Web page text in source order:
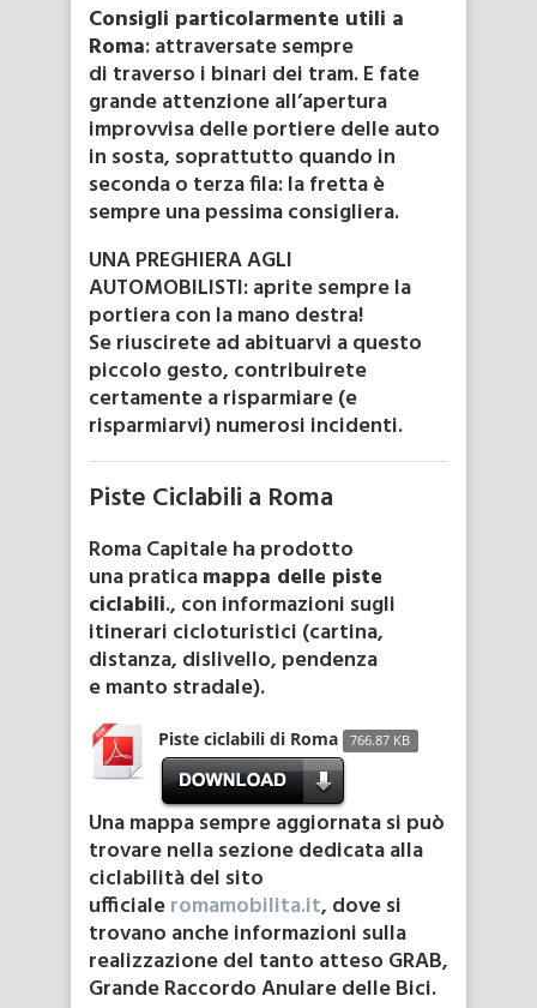
Consigli particolarmente utili a
Roma: attraversate sempre
di traverso i binari dei tram. E fate
grande attenzione all’apertura
improvvisa delle portiere delle auto
in sosta, soprattutto quando in
seconda o terza fila: la fretta è
sempre una pessima consigliera.
UNA PREGHIERA AGLI
AUTOMOBILISTI: aprite sempre la
portiera con la mano destra!
Se riuscirete ad abituarvi a questo
piccolo gesto, contribuirete
certamente a risparmiare (e
risparmiarvi) numerosi incidenti.
Piste Ciclabili a Roma
Roma Capitale ha prodotto
una praticamappa delle piste
ciclabili., con informazioni sugli
itinerari cicloturistici (cartina,
distanza, dislivello, pendenza
e manto stradale).
Piste ciclabili di Roma 766.87 KB
Una mappa sempre aggiornata si può
trovare nella sezione dedicata alla
ciclabilità del sito
ufficialeromamobilita.it, dove si
trovano anche informazioni sulla
realizzazione del tanto atteso GRAB,
Grande Raccordo Anulare delle Bici.